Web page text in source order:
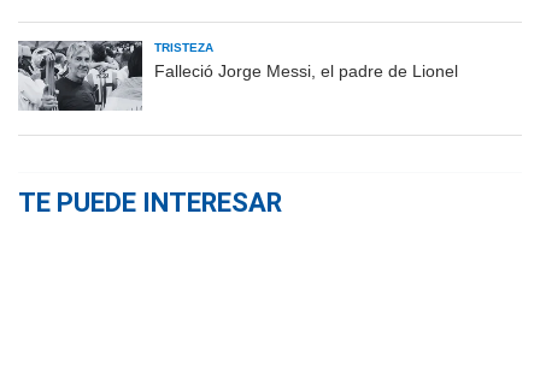
TRISTEZA
Falleció Jorge Messi, el padre de Lionel
TE PUEDE INTERESAR